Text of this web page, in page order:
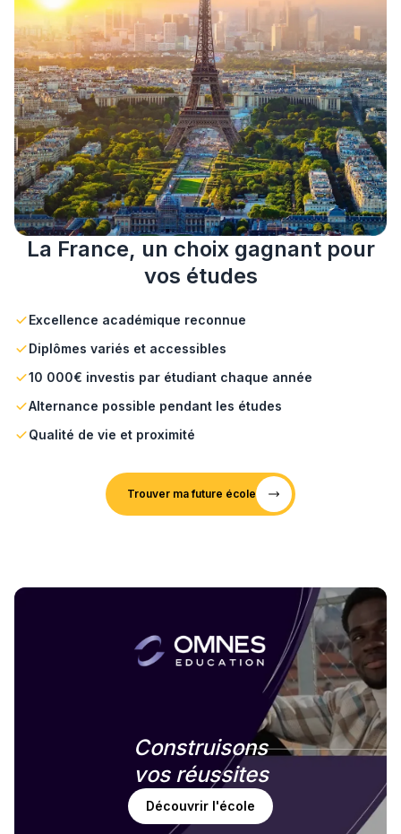
La France, un choix gagnant pour
vos études
Excellence académique reconnue
Diplômes variés et accessibles
10 000€ investis par étudiant chaque année
Alternance possible pendant les études
Qualité de vie et proximité
Trouver ma future école
Construisons
vos réussites
Découvrir l'école